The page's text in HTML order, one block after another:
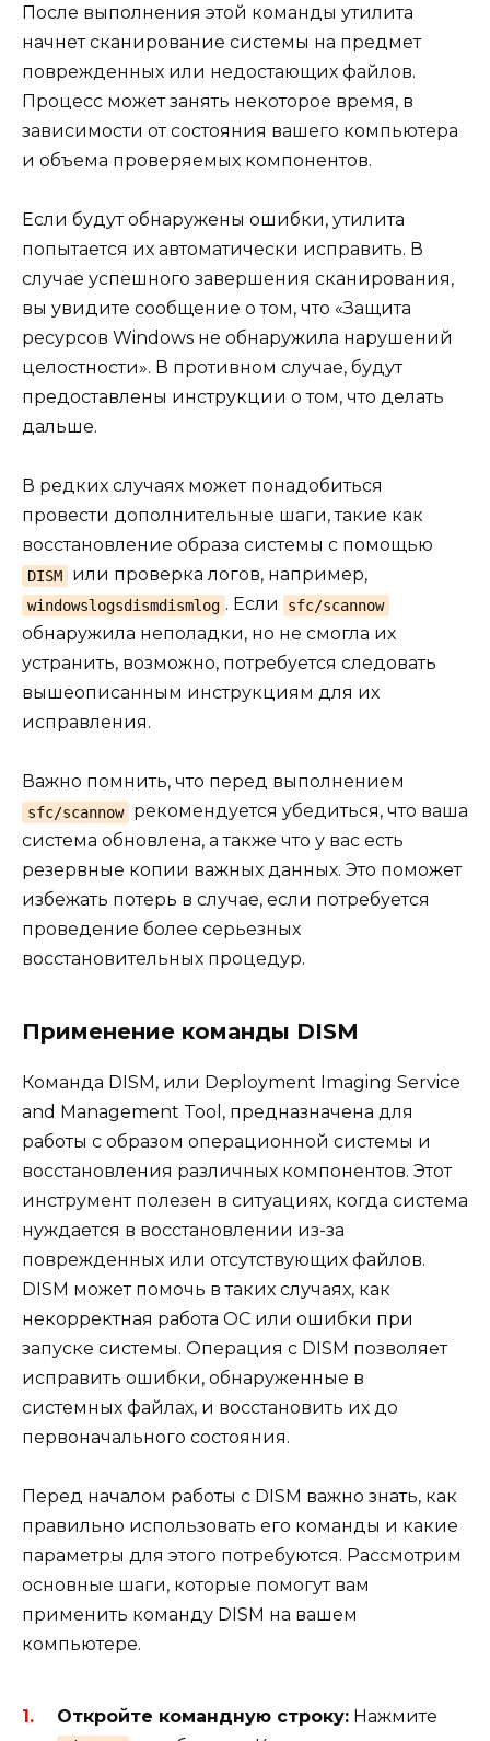
После выполнения этой команды утилита
начнет сканирование системы на предмет
поврежденных или недостающих файлов.
Процесс может занять некоторое время, в
зависимости от состояния вашего компьютера
и объема проверяемых компонентов.
Если будут обнаружены ошибки, утилита
попытается их автоматически исправить. В
случае успешного завершения сканирования,
вы увидите сообщение о том, что «Защита
ресурсов Windows не обнаружила нарушений
целостности». В противном случае, будут
предоставлены инструкции о том, что делать
дальше.
В редких случаях может понадобиться
провести дополнительные шаги, такие как
восстановление образа системы с помощью
DISM или проверка логов, например,
windowslogsdismdismlog . Если sfc/scannow
обнаружила неполадки, но не смогла их
устранить, возможно, потребуется следовать
вышеописанным инструкциям для их
исправления.
Важно помнить, что перед выполнением
sfc/scannow
рекомендуется убедиться, что ваша
система обновлена, а также что у вас есть
резервные копии важных данных. Это поможет
избежать потерь в случае, если потребуется
проведение более серьезных
восстановительных процедур.
Применение команды DISM
Команда DISM, или Deployment Imaging Service
and Management Tool, предназначена для
работы с образом операционной системы и
восстановления различных компонентов. Этот
инструмент полезен в ситуациях, когда система
нуждается в восстановлении из-за
поврежденных или отсутствующих файлов.
DISM может помочь в таких случаях, как
некорректная работа ОС или ошибки при
запуске системы. Операция с DISM позволяет
исправить ошибки, обнаруженные в
системных файлах, и восстановить их до
первоначального состояния.
Перед началом работы с DISM важно знать, как
правильно использовать его команды и какие
параметры для этого потребуются. Рассмотрим
основные шаги, которые помогут вам
применить команду DISM на вашем
компьютере.
Откройте командную строку: Нажмите